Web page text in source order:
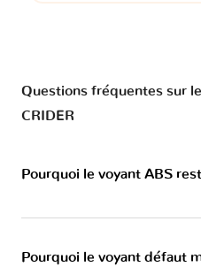
Questions fréquentes sur
CRIDER
Pourquoi le voyant ABS
Pourquoi le voyant défaut